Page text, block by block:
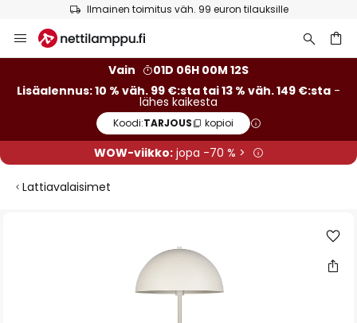
Ilmainen toimitus väh. 99 euron tilauksille
to
Vain
01D 06H 00M 11S
Lisäalennus: 10 % väh. 99 €:sta tai 13 % väh. 149 €:sta -
lähes kaikesta
Koodi:TARJOUS kopioi
WOW-viikko:jopa -70 % >
Lattiavalaisimet